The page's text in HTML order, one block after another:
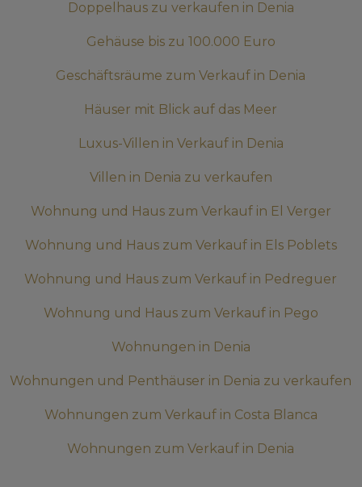
Doppelhaus zu verkaufen in Denia
Gehäuse bis zu 100.000 Euro
Geschäftsräume zum Verkauf in Denia
Häuser mit Blick auf das Meer
Luxus-Villen in Verkauf in Denia
Villen in Denia zu verkaufen
Wohnung und Haus zum Verkauf in El Verger
Wohnung und Haus zum Verkauf in Els Poblets
Wohnung und Haus zum Verkauf in Pedreguer
Wohnung und Haus zum Verkauf in Pego
Wohnungen in Denia
Wohnungen und Penthäuser in Denia zu verkaufen
Wohnungen zum Verkauf in Costa Blanca
Wohnungen zum Verkauf in Denia